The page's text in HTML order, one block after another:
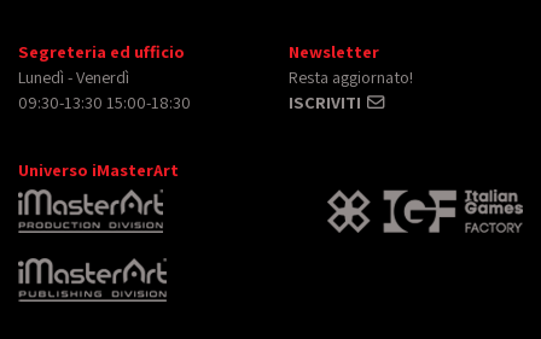
Segreteria ed ufficio
Lunedì - Venerdì
09:30-13:30 15:00-18:30
Newsletter
Resta aggiornato!
ISCRIVITI
Universo iMasterArt